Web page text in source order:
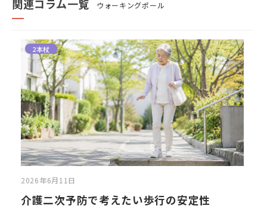
関連コラム一覧 ウォーキングポール
2本杖
2026年6月11日
介護二次予防で考えたい歩行の安定性